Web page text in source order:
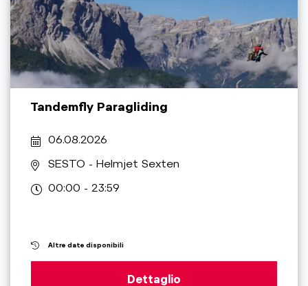
Tandemfly Paragliding
06.08.2026
SESTO - Helmjet Sexten
00:00 - 23:59
Altre date disponibili
Dettaglio